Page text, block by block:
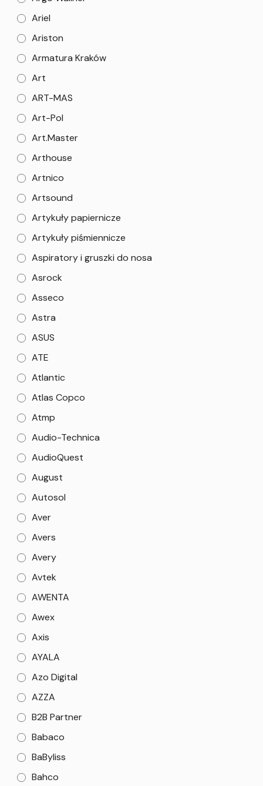
Ariel
Ariston
Armatura Kraków
Art
ART-MAS
Art-Pol
Art.Master
Arthouse
Artnico
Artsound
Artykuły papiernicze
Artykuły piśmiennicze
Aspiratory i gruszki do nosa
Asrock
Asseco
Astra
ASUS
ATE
Atlantic
Atlas Copco
Atmp
Audio-Technica
AudioQuest
August
Autosol
Aver
Avers
Avery
Avtek
AWENTA
Awex
Axis
AYALA
Azo Digital
AZZA
B2B Partner
Babaco
BaByliss
Bahco